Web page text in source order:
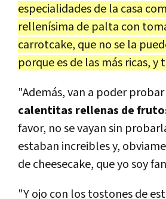
especialidades de la casa
rellenísima de palta con
carrotcake, que no se la
porque es de las más ricas, y
"Además, van a poder probar
calentitas rellenas de
favor, no se vayan sin
estaban increibles y,
de cheesecake, que yo soy
"Y ojo con los tostones de